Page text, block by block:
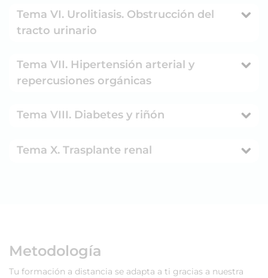
Tema VI. Urolitiasis. Obstrucción del
tracto urinario
Tema VII. Hipertensión arterial y
repercusiones orgánicas
Tema VIII. Diabetes y riñón
Tema X. Trasplante renal
Metodología
Tu formación a distancia se adapta a ti gracias a nuestra